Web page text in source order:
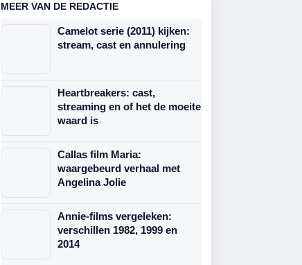
MEER VAN DE REDACTIE
Camelot serie (2011) kijken:
stream, cast en annulering
Heartbreakers: cast,
streaming en of het de moeite
waard is
Callas film Maria:
waargebeurd verhaal met
Angelina Jolie
Annie-films vergeleken:
verschillen 1982, 1999 en
2014